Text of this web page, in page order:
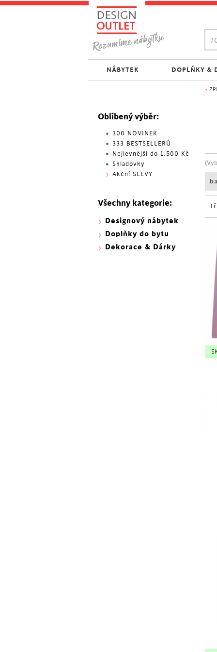
<
Oblíbený výběr:
300 NOVINEK
333 BESTSELLERŮ
Nejlevnější do 1.500 Kč
Skladovky
Akční SLEVY
Všechny kategorie:
Designový nábytek
Doplňky do bytu
Dekorace & Dárky
NÁBYTEK DOPLŇKY &